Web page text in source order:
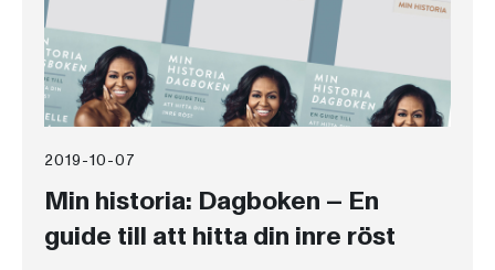
2019-10-07
Min historia: Dagboken – En
guide till att hitta din inre röst